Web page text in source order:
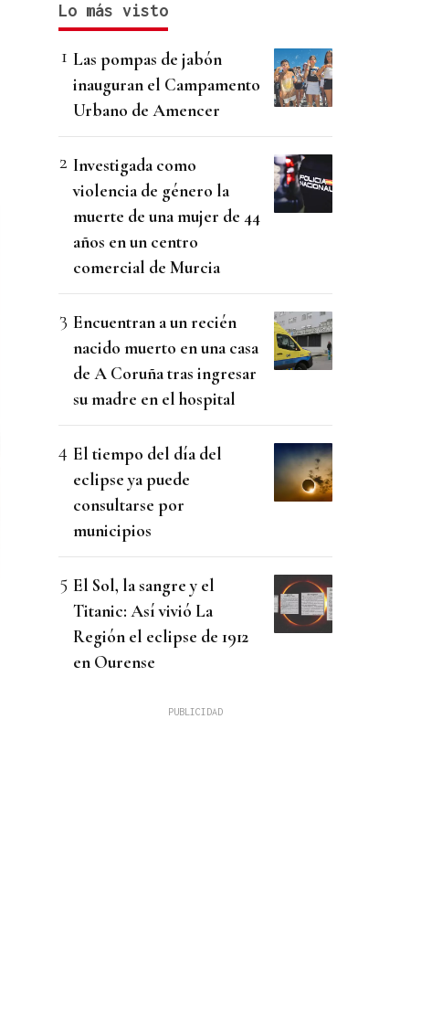
Lo más visto
Las pompas de jabón
inauguran el Campamento
Urbano de Amencer
Investigada como
violencia de género la
muerte de una mujer de 44
años en un centro
comercial de Murcia
Encuentran a un recién
nacido muerto en una casa
de A Coruña tras ingresar
su madre en el hospital
El tiempo del día del
eclipse ya puede
consultarse por
municipios
El Sol, la sangre y el
Titanic: Así vivió La
Región el eclipse de 1912
en Ourense